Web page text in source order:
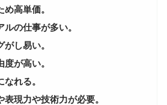
高単価。
ルの仕事が多い。
し易い。
が高い。
れる。
表現力や技術力が必要。